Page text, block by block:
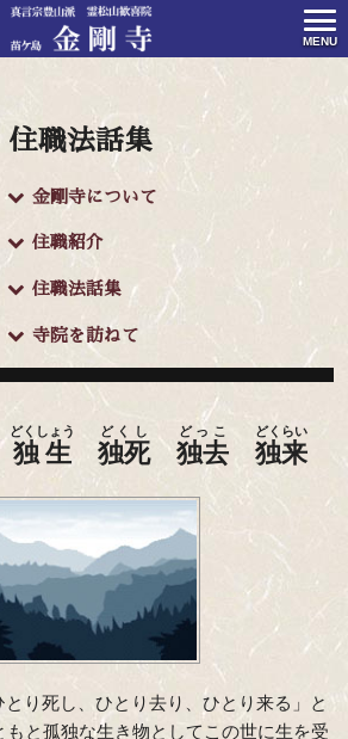
MENU
住職法話集
金剛寺について
住職紹介
住職法話集
寺院を訪ねて
独生
どくしょう
独死
どくし
独去
どっこ
独来
どくらい
とり死し、ひとり去り、ひとり来る」と
と孤独な生き物としてこの世に生を受